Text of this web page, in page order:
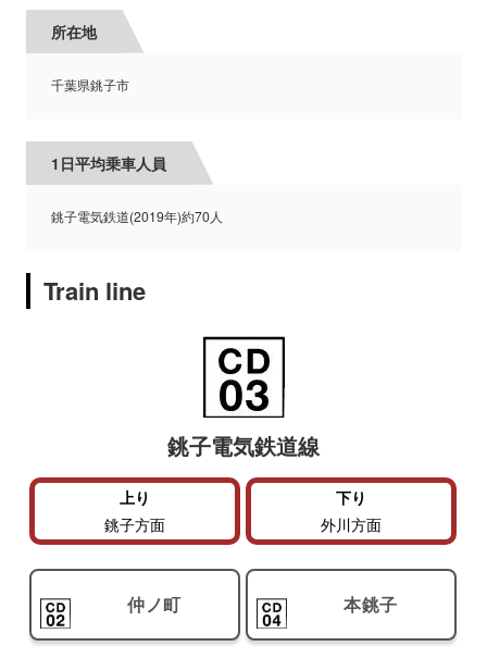
所在地
千葉県銚子市
1日平均乗車人員
銚子電気鉄道(2019年)約70人
Train line
銚子電気鉄道線
上り
銚子方面
下り
外川方面
仲ノ町 本銚子